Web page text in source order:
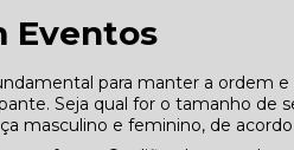
Eventos
para manter a ordem
Seja qual for o tamanho de
masculino e feminino, de